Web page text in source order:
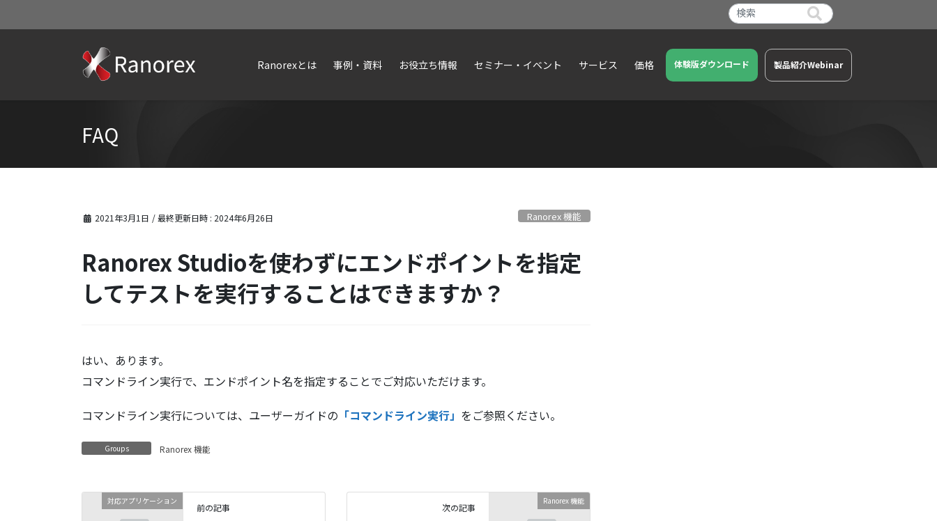
Ranorexとは 事例・資料 お役立ち情報 セミナー・イベント サービス 価格 体験版ダウンロード 製品紹介Webinar
FAQ
2021年3月1日 / 最終更新日時 : 2024年6月26日 Ranorex 機能
Ranorex Studioを使わずにエンドポイントを指定
してテストを実行することはできますか？
はい、あります。
コマンドライン実行で、エンドポイント名を指定することでご対応いただけます。
コマンドライン実行については、ユーザーガイドの 「コマンドライン実行」 をご参照ください。
Groups Ranorex 機能
対応アプリケーション
前の記事
Ranorex 機能
次の記事